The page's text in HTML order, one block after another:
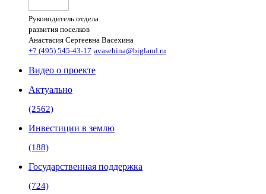
Руководитель отдела
развития поселков
Анастасия Сергеевна Васехина
+7 (495) 545-43-17 avasehina@bigland.ru
Видео о проекте
Актуально
(2562)
Инвестиции в землю
(188)
Государственная поддержка
(724)